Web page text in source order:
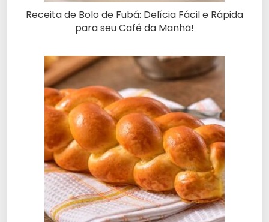
Receita de Bolo de Fubá: Delícia Fácil e Rápida
para seu Café da Manhã!